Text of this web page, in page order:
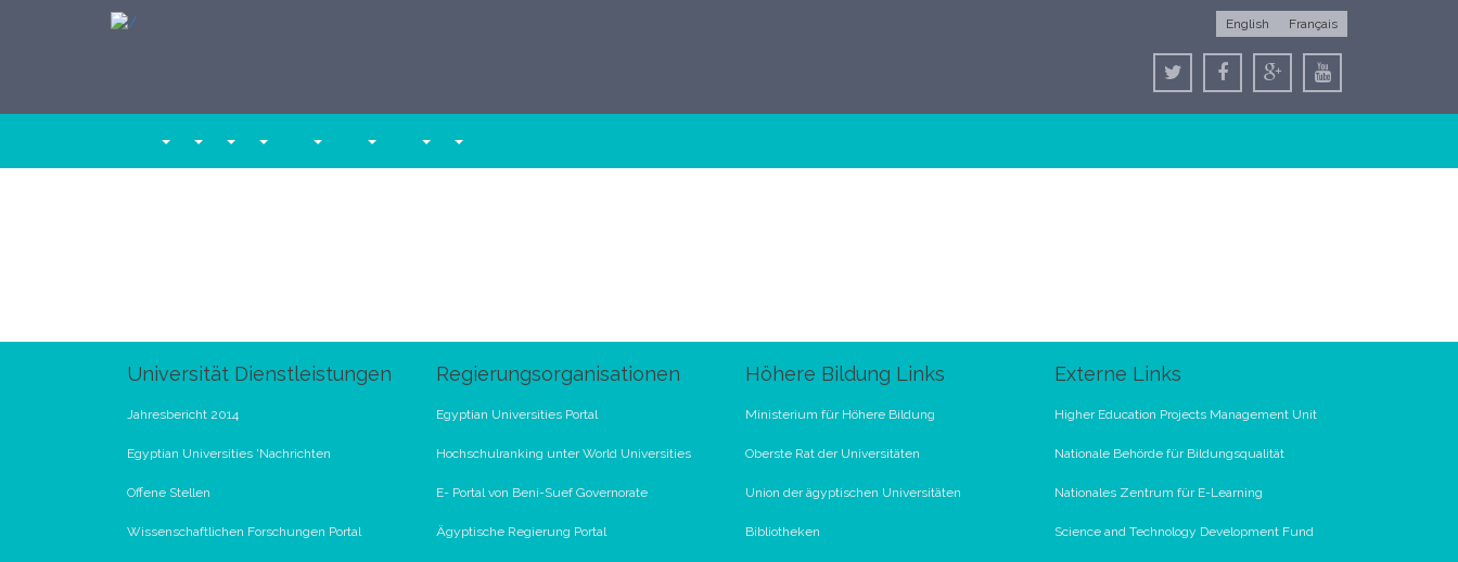
English Français
Universität Dienstleistungen
Jahresbericht 2014
Egyptian Universities 'Nachrichten
Offene Stellen
Wissenschaftlichen Forschungen Portal
Regierungsorganisationen
Egyptian Universities Portal
Hochschulranking unter World Universities
E- Portal von Beni-Suef Governorate
Ägyptische Regierung Portal
Höhere Bildung Links
Ministerium für Höhere Bildung
Oberste Rat der Universitäten
Union der ägyptischen Universitäten
Bibliotheken
Externe Links
Higher Education Projects Management Unit
Nationale Behörde für Bildungsqualität
Nationales Zentrum für E-Learning
Science and Technology Development Fund